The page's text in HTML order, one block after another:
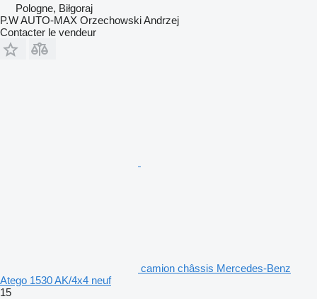
Pologne, Biłgoraj
P.W AUTO-MAX Orzechowski Andrzej
Contacter le vendeur
camion châssis Mercedes-Benz
Atego 1530 AK/4x4 neuf
15